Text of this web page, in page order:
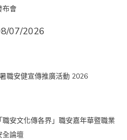
布會
07/2026
職安健宣傳推廣活動 2026
「職安文化傳各界」職安嘉年華暨職業
全論壇